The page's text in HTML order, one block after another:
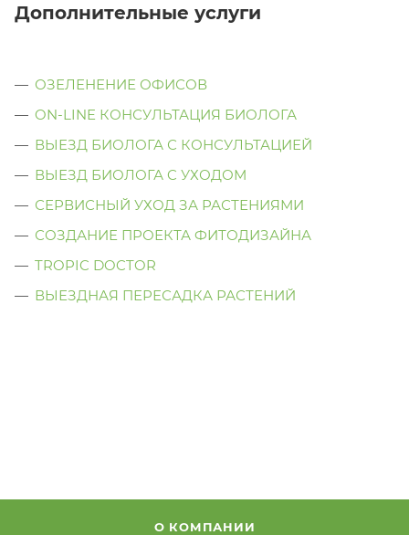
Дополнительные услуги
ОЗЕЛЕНЕНИЕ ОФИСОВ
ON-LINE КОНСУЛЬТАЦИЯ БИОЛОГА
ВЫЕЗД БИОЛОГА С КОНСУЛЬТАЦИЕЙ
ВЫЕЗД БИОЛОГА C УХОДОМ
СЕРВИСНЫЙ УХОД ЗА РАСТЕНИЯМИ
СОЗДАНИЕ ПРОЕКТА ФИТОДИЗАЙНА
TROPIC DOCTOR
ВЫЕЗДНАЯ ПЕРЕСАДКА РАСТЕНИЙ
О КОМПАНИИ